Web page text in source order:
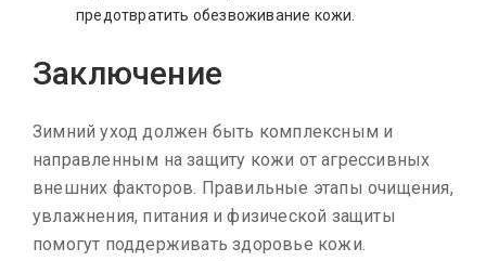
предотвратить обезвоживание кожи.
Заключение
Зимний уход должен быть комплексным и
направленным на защиту кожи от агрессивных
внешних факторов. Правильные этапы очищения,
увлажнения, питания и физической защиты
помогут поддерживать здоровье кожи.